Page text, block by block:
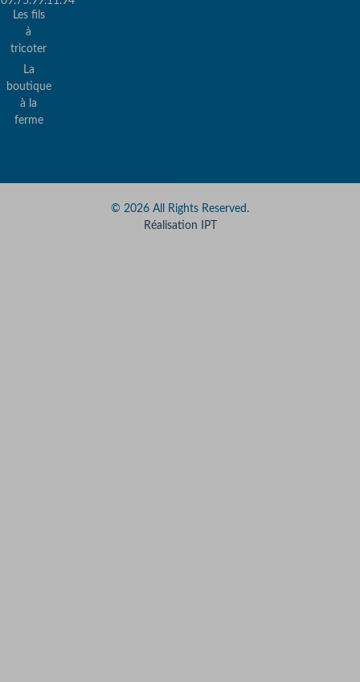
Les fils
à
tricoter
La
boutique
à la
ferme
© 2026 All Rights Reserved.
Réalisation IPT